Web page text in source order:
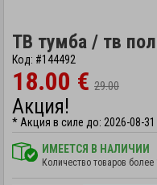
ТВ тумба / тв
Код: #144492
18.00 € 29.00
Акция!
* Акция в силе до: 2026-08-31
ИМЕЕТСЯ В НАЛИЧИИ
Количество товаров более